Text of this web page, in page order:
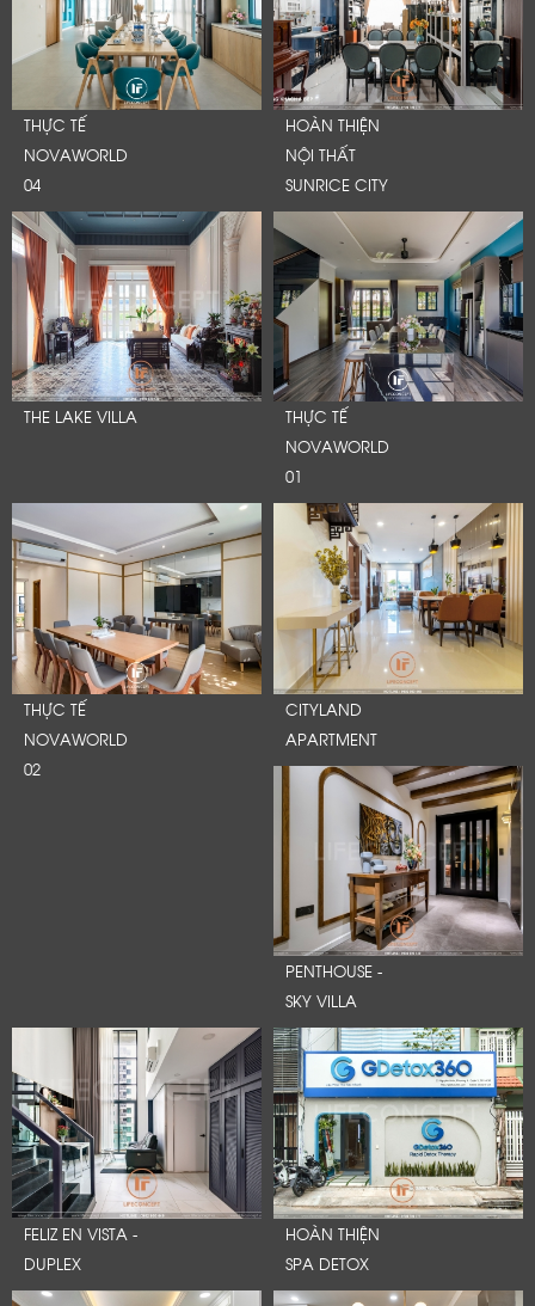
THỰC TẾ
NOVAWORLD
04
HOÀN THIỆN
NỘI THẤT
SUNRICE CITY
THE LAKE VILLA
THỰC TẾ
NOVAWORLD
01
THỰC TẾ
NOVAWORLD
02
CITYLAND
APARTMENT
PENTHOUSE -
SKY VILLA
FELIZ EN VISTA -
DUPLEX
HOÀN THIỆN
SPA DETOX